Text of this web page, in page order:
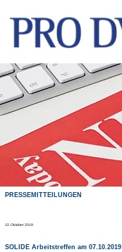
PRESSEMITTEILUNGEN
22. Oktober 2019
SOLIDE Arbeitstreffen am 07.10.2019